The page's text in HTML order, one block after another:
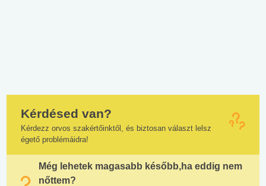
Kérdésed van?
Kérdezz orvos szakértőinktől, és biztosan választ lelsz
égető problémáidra!
Még lehetek magasabb később,ha eddig nem
nőttem?